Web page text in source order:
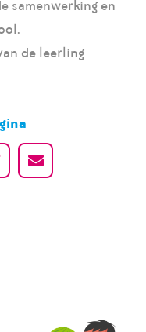
samenwerking en
de leerling